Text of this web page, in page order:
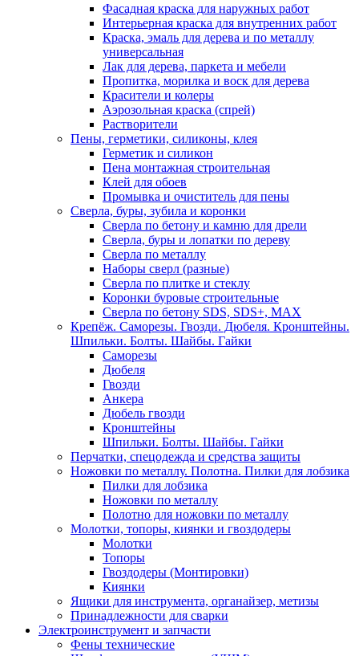
Фасадная краска для наружных работ
Интерьерная краска для внутренних работ
Краска, эмаль для дерева и по металлу
универсальная
Лак для дерева, паркета и мебели
Пропитка, морилка и воск для дерева
Красители и колеры
Аэрозольная краска (спрей)
Растворители
Пены, герметики, силиконы, клея
Герметик и силикон
Пена монтажная строительная
Клей для обоев
Промывка и очиститель для пены
Сверла, буры, зубила и коронки
Сверла по бетону и камню для дрели
Сверла, буры и лопатки по дереву
Сверла по металлу
Наборы сверл (разные)
Сверла по плитке и стеклу
Коронки буровые строительные
Сверла по бетону SDS, SDS+, MAX
Крепёж. Саморезы. Гвозди. Дюбеля. Кронштейны.
Шпильки. Болты. Шайбы. Гайки
Саморезы
Дюбеля
Гвозди
Анкера
Дюбель гвозди
Кронштейны
Шпильки. Болты. Шайбы. Гайки
Перчатки, спецодежда и средства защиты
Ножовки по металлу. Полотна. Пилки для лобзика
Пилки для лобзика
Ножовки по металлу
Полотно для ножовки по металлу
Молотки, топоры, киянки и гвоздодеры
Молотки
Топоры
Гвоздодеры (Монтировки)
Киянки
Ящики для инструмента, органайзер, метизы
Принадлежности для сварки
Электроинструмент и запчасти
Фены технические